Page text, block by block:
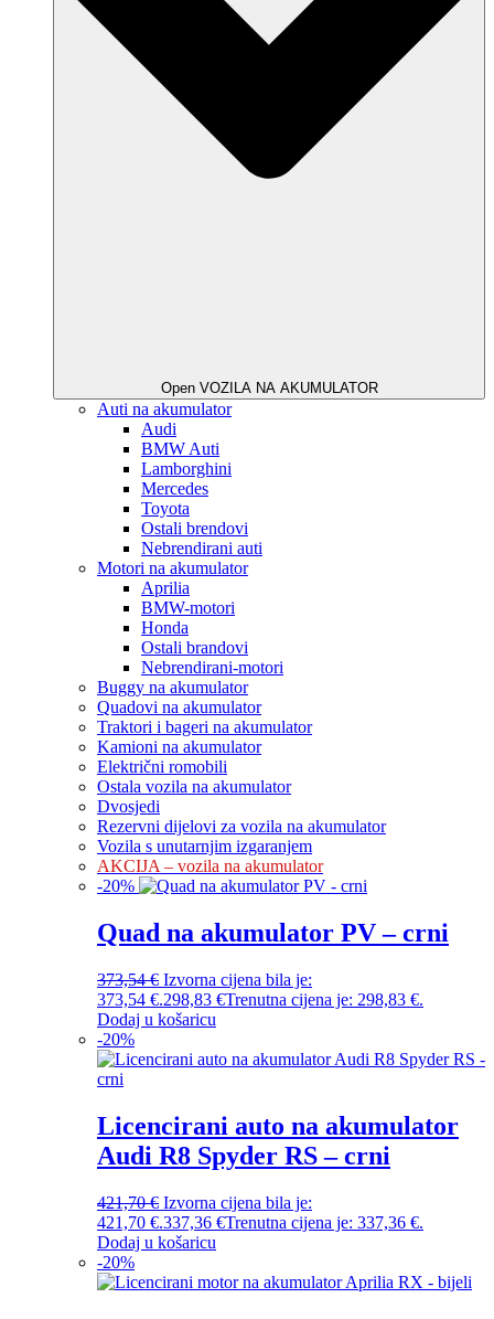
Open VOZILA NA AKUMULATOR
Auti na akumulator
Audi
BMW Auti
Lamborghini
Mercedes
Toyota
Ostali brendovi
Nebrendirani auti
Motori na akumulator
Aprilia
BMW-motori
Honda
Ostali brandovi
Nebrendirani-motori
Buggy na akumulator
Quadovi na akumulator
Traktori i bageri na akumulator
Kamioni na akumulator
Električni romobili
Ostala vozila na akumulator
Dvosjedi
Rezervni dijelovi za vozila na akumulator
Vozila s unutarnjim izgaranjem
AKCIJA – vozila na akumulator
-20%
Quad na akumulator PV – crni
373,54€ Izvorna cijena bila je:
373,54 €.298,83 €Trenutna cijena je: 298,83 €.
Dodaj u košaricu
-20%
Licencirani auto na akumulator
Audi R8 Spyder RS – crni
421,70€ Izvorna cijena bila je:
421,70 €.337,36 €Trenutna cijena je: 337,36 €.
Dodaj u košaricu
-20%